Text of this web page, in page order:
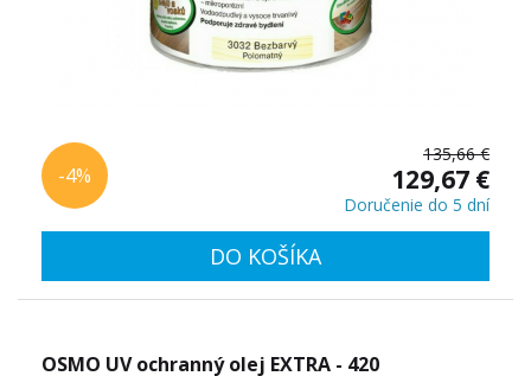
135,66 €
-4% 129,67 €
Doručenie do 5 dní
DO KOŠÍKA
OSMO UV ochranný olej EXTRA - 420